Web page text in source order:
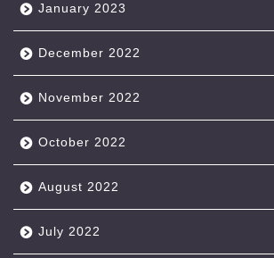
January 2023
December 2022
November 2022
October 2022
August 2022
July 2022